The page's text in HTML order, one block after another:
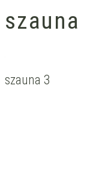
szauna
szauna 3